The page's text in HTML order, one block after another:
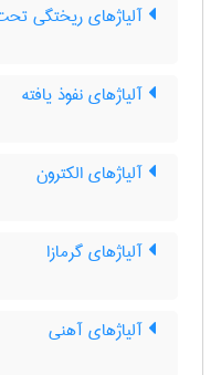
آلیاژهای ریختگی
آلیاژهای نفوذ یافته
آلیاژهای الکترون
آلیاژهای گرمازا
آلیاژهای آهنی